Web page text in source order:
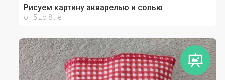
Рисуем картину акварелью и солью
от 5 до 8 лет